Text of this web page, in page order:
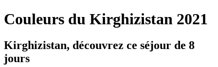
Couleurs du Kirghizistan 2021
Kirghizistan, découvrez ce séjour de 8
jours